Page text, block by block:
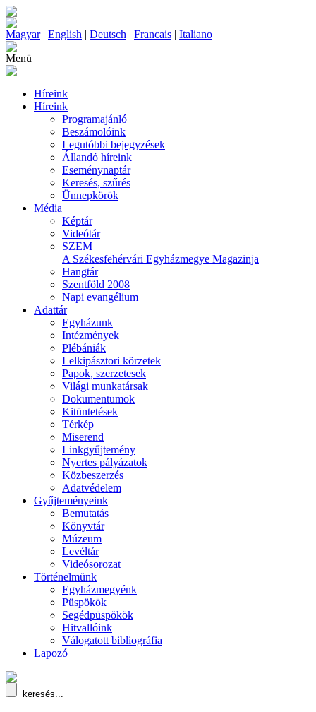
Magyar| English | Deutsch | Francais | Italiano
Menü
Híreink
Híreink
Programajánló
Beszámolóink
Legutóbbi bejegyzések
Állandó híreink
Eseménynaptár
Keresés, szűrés
Ünnepkörök
Média
Képtár
Videótár
SZEM
A Székesfehérvári Egyházmegye Magazinja
Hangtár
Szentföld 2008
Napi evangélium
Adattár
Egyházunk
Intézmények
Plébániák
Lelkipásztori körzetek
Papok, szerzetesek
Világi munkatársak
Dokumentumok
Kitüntetések
Térkép
Miserend
Linkgyűjtemény
Nyertes pályázatok
Közbeszerzés
Adatvédelem
Gyűjteményeink
Bemutatás
Könyvtár
Múzeum
Levéltár
Videósorozat
Történelmünk
Egyházmegyénk
Püspökök
Segédpüspökök
Hitvallóink
Válogatott bibliográfia
Lapozó